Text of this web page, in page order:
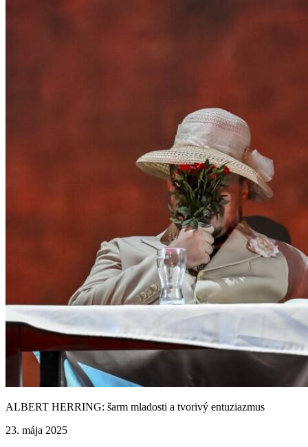
ALBERT HERRING: šarm mladosti a tvorivý entuziazmus
23. mája 2025